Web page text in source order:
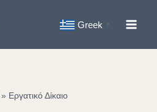
Greek ▼
» Εργατικό Δίκαιο